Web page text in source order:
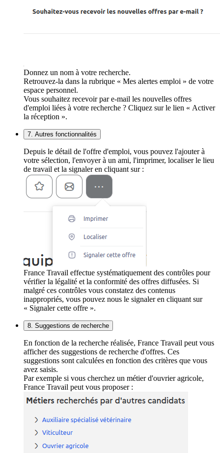
Donnez un nom à votre recherche.
Retrouvez-la dans la rubrique « Mes alertes emploi » de votre
espace personnel.
Vous souhaitez recevoir par e-mail les nouvelles offres
d'emploi liées à votre recherche ? Cliquez sur le lien « Activer
la réception ».
7. Autres fonctionnalités
Depuis le détail de l'offre d'emploi, vous pouvez l'ajouter à
votre sélection, l'envoyer à un ami, l'imprimer, localiser le lieu
de travail et la signaler en cliquant sur :
France Travail effectue systématiquement des contrôles pour
vérifier la légalité et la conformité des offres diffusées. Si
malgré ces contrôles vous constatez des contenus
inappropriés, vous pouvez nous le signaler en cliquant sur
« Signaler cette offre ».
8. Suggestions de recherche
En fonction de la recherche réalisée, France Travail peut vous
afficher des suggestions de recherche d'offres. Ces
suggestions sont calculées en fonction des critères que vous
avez saisis.
Par exemple si vous cherchez un métier d'ouvrier agricole,
France Travail peut vous proposer :